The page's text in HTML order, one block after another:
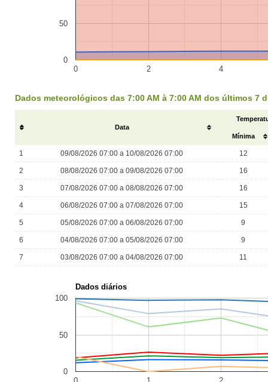
0 2 4
0
50
Dados meteorológicos das 7:00 AM à 7:00 AM dos últimos 7
# Data
Mínima
1 09/08/2026 07:00 a 10/08/2026 07:00 12
2 08/08/2026 07:00 a 09/08/2026 07:00 16
3 07/08/2026 07:00 a 08/08/2026 07:00 16
4 06/08/2026 07:00 a 07/08/2026 07:00 15
5 05/08/2026 07:00 a 06/08/2026 07:00 9
6 04/08/2026 07:00 a 05/08/2026 07:00 9
7 03/08/2026 07:00 a 04/08/2026 07:00 11
Dados diários
0
50
100